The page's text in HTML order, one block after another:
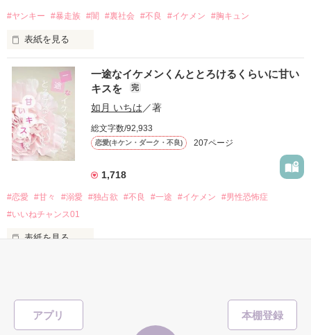
アプリ
他の女の子には冷たいのに
私にだけ昔と変わらない笑顔を向けてくる。
「澪ちゃん。」
それは止まっていた恋が再び動き始める合図──。
✨.ﾟ･*..☆.｡.:*✨.☆.｡.:. *:ﾟ✨.ﾟ･*..☆.｡.:*✨
冴木澪-SaekiMio
そして光を巡ってライバルも登場！？
#ヤンキー #暴走族 #闇 #裏社会 #不良 #イケメン #胸キュン
表紙を見る
表紙画像はAIです
作品を読む
一途なイケメンくんととろけるくらいに甘い
キスを
完
如月 いちは ／著
総文字数/92,933
恋愛(キケン・ダーク・不良) 207ページ
1,718
#恋愛 #甘々 #溺愛 #独占欲 #不良 #一途 #イケメン
#男性恐怖症
#いいねチャンス01
表紙を見る
「瑠莉に一目惚れしたんだよ……悪いかよ」